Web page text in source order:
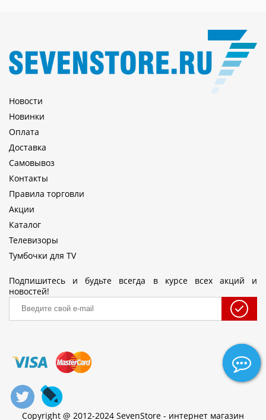
Новости
Новинки
Оплата
Доставка
Самовывоз
Контакты
Правила торговли
Акции
Каталог
Телевизоры
Тумбочки для TV
Подпишитесь и будьте всегда в курсе всех акций и
новостей!
Copyright @ 2012-2024 SevenStore - интернет магазин